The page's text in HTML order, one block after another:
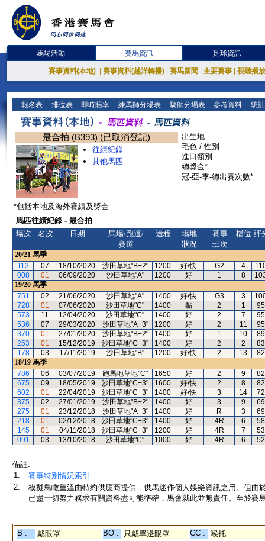
馬場活動 賽馬資訊 足球資訊
賽事資料(本地) 賽事資料(越洋轉播) 賽馬新聞 主要賽事 視聽播
報名表 排位表 即時賠率 練馬師分場表 騎師分場表 參考資料 統
最合拍 (B393) (已取消登記)
往績紀錄
其他馬匹
出生地
毛色 / 性別
進口類別
總獎金*
冠-亞-季-總出賽次數*
*包括本地及海外賽績及獎金
馬匹往績紀錄 - 最合拍
場次
名次 日期
馬場/跑道/
賽道
途程
場地
狀況
賽事
班次
檔位 評
20/21 馬季
113
07 18/10/2020 沙田草地"B+2" 1200 好/快 G2 4
008
01 06/09/2020 沙田草地"A" 1200 好 1 8
19/20 馬季
751
02 21/06/2020 沙田草地"A" 1400 好/快 G3 3
728
01 07/06/2020 沙田草地"C" 1400 黏 2 1
95
573
11 12/04/2020 沙田草地"C" 1400 好 2 7
95
536
07 29/03/2020 沙田草地"A+3" 1200 好 2 11
95
370
01 27/01/2020 沙田草地"B+2" 1400 好 1 10
89
253
01 15/12/2019 沙田草地"C+3" 1400 好 2 2
83
178
03 17/11/2019 沙田草地"B" 1200 好/快 2 13
82
18/19 馬季
786
06 03/07/2019 跑馬地草地"C" 1650 好 2 9
82
675
09 18/05/2019 沙田草地"C+3" 1600 好/快 2 8
82
602
01 22/04/2019 沙田草地"C+3" 1400 好/快 3 14
72
375
02 27/01/2019 沙田草地"B+2" 1400 好 3 9
69
275
01 23/12/2018 沙田草地"A+3" 1400 好 R 3
69
218
01 02/12/2018 沙田草地"C+3" 1400 好 4R 6
58
145
01 04/11/2018 沙田草地"C+3" 1200 好 4R 7
53
091
03 13/10/2018 沙田草地"C" 1000 好 4R 6 52
備註:
1.
賽事特別情況索引
2.
模擬鳥瞰重溫由特約供應商提供，供馬迷作個人娛樂資訊之用。但
已盡一切努力務求有關資料盡可能準確，馬會就此並無責任。至於賽
B : 戴眼罩 BO : 只戴單邊眼罩 CC :
喉托